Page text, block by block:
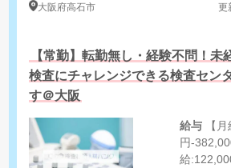
大阪府高石市
更
【常勤】転勤無し・経験不問！未
検査にチャレンジできる検査セン
す＠大阪
給与
円-
給